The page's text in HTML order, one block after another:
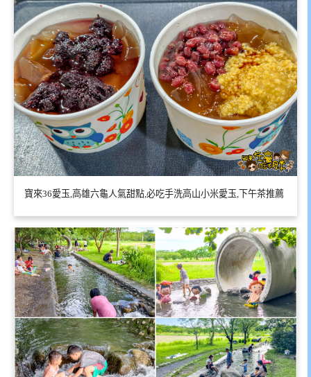
寶來36愛玉,高雄六龜人氣甜點,必吃手洗高山小米愛玉,下午茶推薦